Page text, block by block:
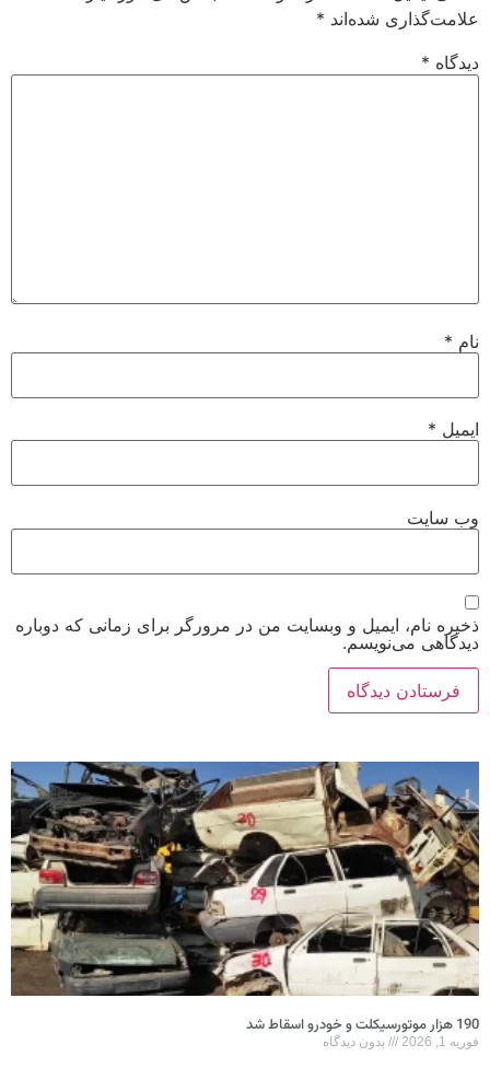
علامت‌گذاری شده‌اند*
دیدگاه*
نام*
ایمیل*
وب‌ سایت
ذخیره نام، ایمیل و وبسایت من در مرورگر برای زمانی که دوباره
دیدگاهی می‌نویسم.
190 هزار موتورسیکلت و خودرو اسقاط شد
فوریه 1, 2026 بدون دیدگاه